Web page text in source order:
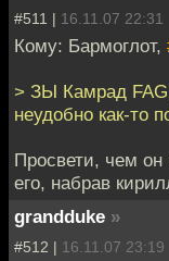
#511 | 16.11.07 22:31
Кому: Бармоглот,
> ЗЫ Камрад
неудобно как-то
Просвети, чем он
его, набрав
grandduke »
#512 | 16.11.07 23:19